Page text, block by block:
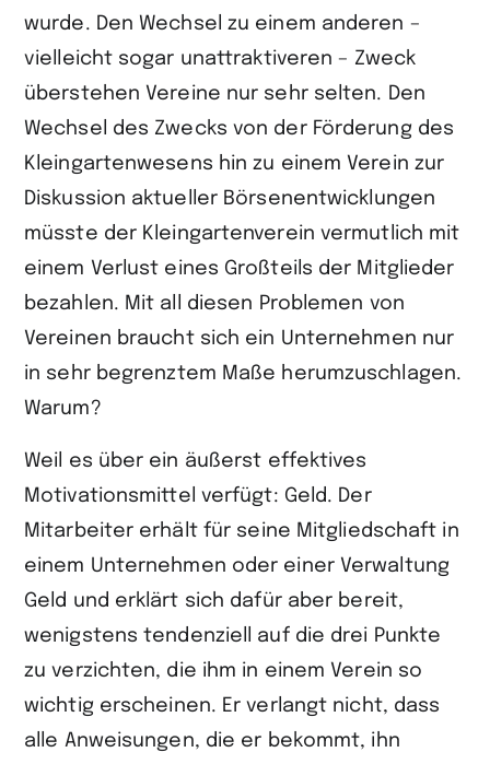
wurde. Den Wechsel zu einem anderen –
vielleicht sogar unattraktiveren – Zweck
überstehen Vereine nur sehr selten. Den
Wechsel des Zwecks von der Förderung des
Kleingartenwesens hin zu einem Verein zur
Diskussion aktueller Börsenentwicklungen
müsste der Kleingartenverein vermutlich mit
einem Verlust eines Großteils der Mitglieder
bezahlen. Mit all diesen Problemen von
Vereinen braucht sich ein Unternehmen nur
in sehr begrenztem Maße herumzuschlagen.
Warum?
Weil es über ein äußerst effektives
Motivationsmittel verfügt: Geld. Der
Mitarbeiter erhält für seine Mitgliedschaft in
einem Unternehmen oder einer Verwaltung
Geld und erklärt sich dafür aber bereit,
wenigstens tendenziell auf die drei Punkte
zu verzichten, die ihm in einem Verein so
wichtig erscheinen. Er verlangt nicht, dass
alle Anweisungen, die er bekommt, ihn